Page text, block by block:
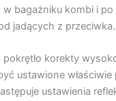
w bagażniku kombi i
jadących z przeciwka.
pokrętło korekty
ustawione właściwie
ustawienia